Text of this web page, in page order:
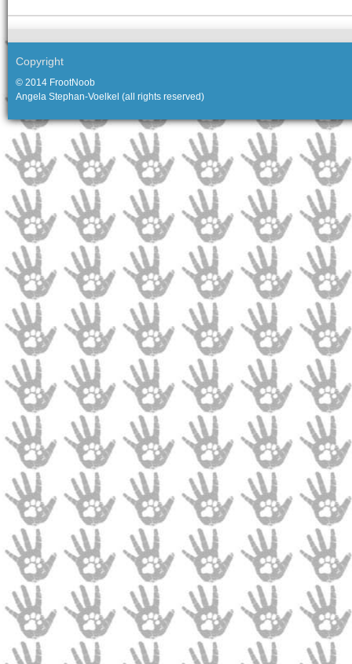
Copyright
© 2014 FrootNoob
Angela Stephan-Voelkel (all rights reserved)